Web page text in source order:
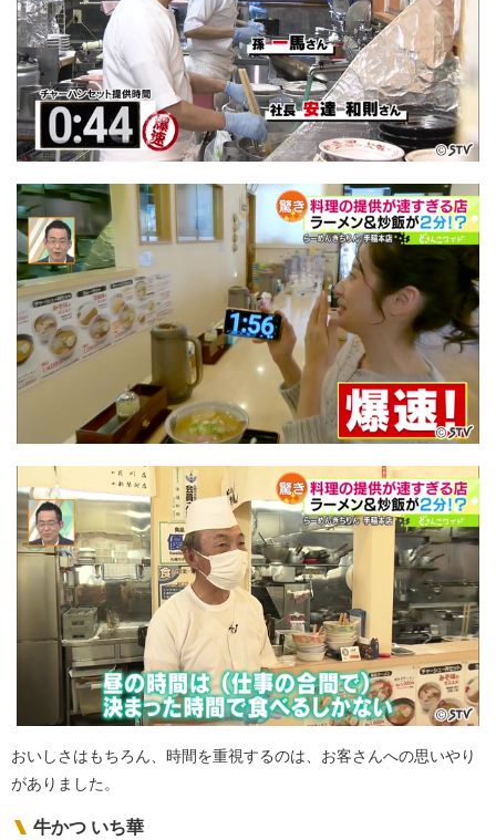
おいしさはもちろん、時間を重視するのは、お客さんへの思いやり
がありました。
牛かつ いち華